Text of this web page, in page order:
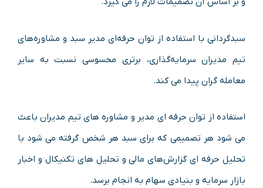
سبدگردانی با استفاده از توان حرفه‌ای مدیر سبد و مشاوره‌های
تیم مدیران سرمایه‌گذاری، برتری محسوسی نسبت به سایر
معامله گران پیدا می کند.
استفاده از توان حرفه ای مدیر و مشاوره های تیم مدیران باعث
می شود هر تصمیمی که برای سبد هر شخص گرفته می شود با
تحلیل حرفه ای گزارش‌های مالی و تحلیل های تکنیکال و اخبار
بازار سرمایه و بنیادی سهام به انجام برسد.